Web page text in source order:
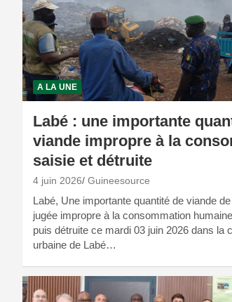
A LA UNE
Labé : une importante
viande impropre à la
saisie et détruite
4 juin 2026 Guineesource
Labé, Une importante quantité de viande
jugée impropre à la consommation
puis détruite ce mardi 03 juin 2026 dans la
urbaine de Labé…